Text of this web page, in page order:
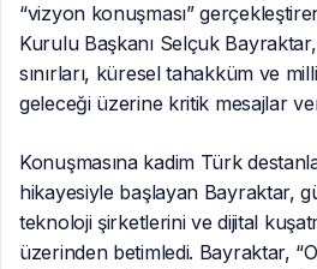
“vizyon konuşması”
Kurulu Başkanı Selçuk
sınırları, küresel tahakküm ve
geleceği üzerine kritik mesajlar
Konuşmasına kadim Türk
hikayesiyle başlayan Bayraktar,
teknoloji şirketlerini ve dijital
üzerinden betimledi. Bayraktar,